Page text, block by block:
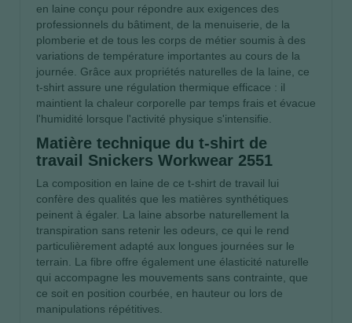
en laine conçu pour répondre aux exigences des
professionnels du bâtiment, de la menuiserie, de la
plomberie et de tous les corps de métier soumis à des
variations de température importantes au cours de la
journée. Grâce aux propriétés naturelles de la laine, ce
t-shirt assure une régulation thermique efficace : il
maintient la chaleur corporelle par temps frais et évacue
l'humidité lorsque l'activité physique s'intensifie.
Matière technique du t-shirt de
travail Snickers Workwear 2551
La composition en laine de ce t-shirt de travail lui
confère des qualités que les matières synthétiques
peinent à égaler. La laine absorbe naturellement la
transpiration sans retenir les odeurs, ce qui le rend
particulièrement adapté aux longues journées sur le
terrain. La fibre offre également une élasticité naturelle
qui accompagne les mouvements sans contrainte, que
ce soit en position courbée, en hauteur ou lors de
manipulations répétitives.